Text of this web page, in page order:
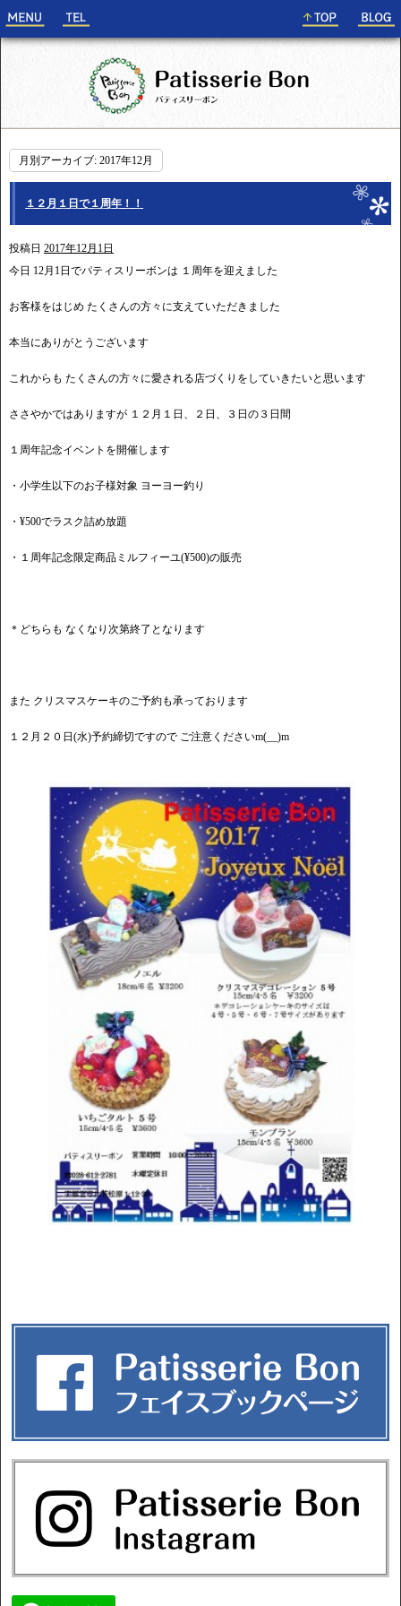
月別アーカイブ: 2017年12月
１２月１日で１周年！！
投稿日 2017年12月1日
今日 12月1日でパティスリーボンは １周年を迎えました
お客様をはじめ たくさんの方々に支えていただきました
本当にありがとうございます
これからも たくさんの方々に愛される店づくりをしていきたいと思います
ささやかではありますが １２月１日、２日、３日の３日間
１周年記念イベントを開催します
・小学生以下のお子様対象 ヨーヨー釣り
・¥500でラスク詰め放題
・１周年記念限定商品ミルフィーユ(¥500)の販売
＊どちらも なくなり次第終了となります
また クリスマスケーキのご予約も承っております
１２月２０日(水)予約締切ですので ご注意くださいm(__)m